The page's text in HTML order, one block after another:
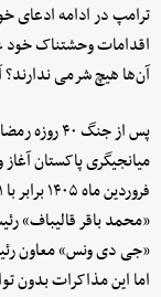
ترامپ در ادامه ادعای
اقدامات وحشتناک خود
آن‌ها هیچ شرمی
پس از جنگ
«محمد باقر قالیباف»
«جی دی ونس» معاون
اما این مذاکرات بدون